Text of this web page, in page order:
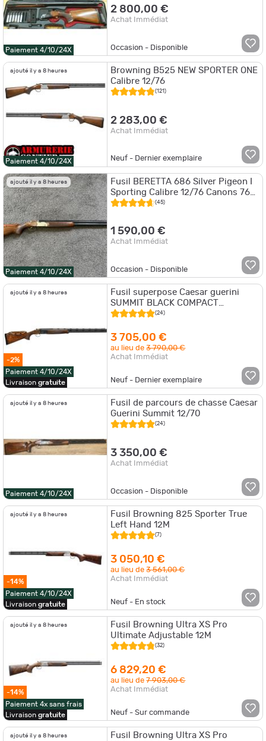
Paiement 4/10/24X
2 800,00 €
Achat Immédiat
Occasion - Disponible
ajouté il y a 8 heures
Paiement 4/10/24X
Browning B525 NEW SPORTER ONE
Calibre 12/76
(121)
2 283,00 €
Achat Immédiat
Neuf - Dernier exemplaire
ajouté il y a 8 heures
Paiement 4/10/24X
Fusil BERETTA 686 Silver Pigeon I
Sporting Calibre 12/76 Canons 76
cm Chokes interchangeables
(45)
1 590,00 €
Achat Immédiat
Occasion - Disponible
ajouté il y a 8 heures
-2%
Paiement 4/10/24X
Livraison gratuite
Fusil superpose Caesar guerini
SUMMIT BLACK COMPACT
SPORTING cal.12/76 bois can.76cm
(24)
3 705,00 €
au lieu de3 790,00 €
Achat Immédiat
Neuf - Dernier exemplaire
ajouté il y a 8 heures
Paiement 4/10/24X
Fusil de parcours de chasse Caesar
Guerini Summit 12/70
(24)
3 350,00 €
Achat Immédiat
Occasion - Disponible
ajouté il y a 8 heures
-14%
Paiement 4/10/24X
Livraison gratuite
Fusil Browning 825 Sporter True
Left Hand 12M
(7)
3 050,10 €
au lieu de3 561,00 €
Achat Immédiat
Neuf - En stock
ajouté il y a 8 heures
-14%
Paiement 4x sans frais
Livraison gratuite
Fusil Browning Ultra XS Pro
Ultimate Adjustable 12M
(32)
6 829,20 €
au lieu de7 903,00 €
Achat Immédiat
Neuf - Sur commande
ajouté il y a 8 heures
Fusil Browning Ultra XS Pro